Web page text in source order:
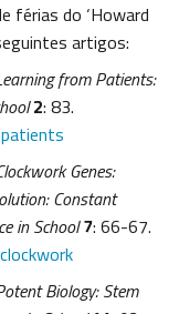
férias do ‘Howard
artigos:
from Patients:
2: 83.
Genes:
Constant
in School 7: 66-67.
Biology: Stem